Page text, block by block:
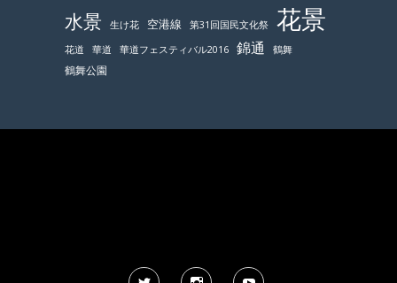
水景 生け花 空港線 第31回国民文化祭 花景
花道 華道 華道フェスティバル2016 錦通 鶴舞
鶴舞公園